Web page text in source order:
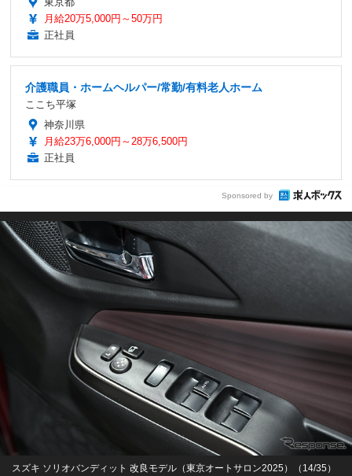
月給20万5,000円～50万円
正社員
介護職員・ホームヘルパー/常勤/有料老人ホーム
ここち平塚
神奈川県
月給23万6,000円～28万6,500円
正社員
Sponsored by
スズキ ソリオバンディット 改良モデル（東京オートサロン2025）（14/35）